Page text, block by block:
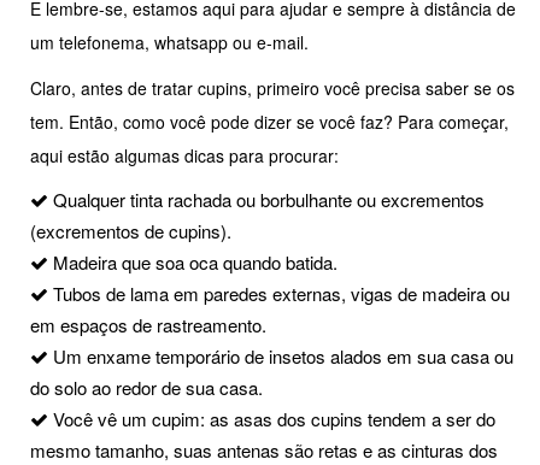
E lembre-se, estamos aqui para ajudar e sempre à distância de
um telefonema, whatsapp ou e-mail.
Claro, antes de tratar cupins, primeiro você precisa saber se os
tem. Então, como você pode dizer se você faz? Para começar,
aqui estão algumas dicas para procurar:
Qualquer tinta rachada ou borbulhante ou excrementos
(excrementos de cupins).
Madeira que soa oca quando batida.
Tubos de lama em paredes externas, vigas de madeira ou
em espaços de rastreamento.
Um enxame temporário de insetos alados em sua casa ou
do solo ao redor de sua casa.
Você vê um cupim: as asas dos cupins tendem a ser do
mesmo tamanho, suas antenas são retas e as cinturas dos